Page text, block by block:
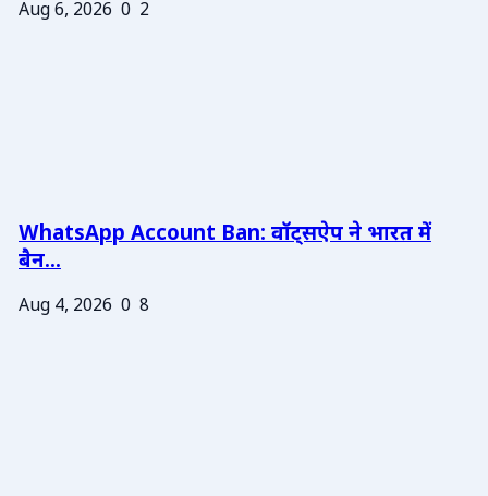
Aug 6, 2026 0 2
WhatsApp Account Ban: वॉट्सऐप ने भारत में
बैन...
Aug 4, 2026 0 8